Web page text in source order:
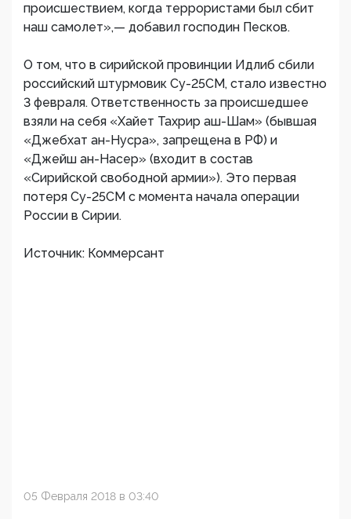
происшествием, когда террористами был сбит
наш самолет»,— добавил господин Песков.
О том, что в сирийской провинции Идлиб сбили
российский штурмовик Су-25СМ, стало известно
3 февраля. Ответственность за происшедшее
взяли на себя «Хайет Тахрир аш-Шам» (бывшая
«Джебхат ан-Нусра», запрещена в РФ) и
«Джейш ан-Насер» (входит в состав
«Сирийской свободной армии»). Это первая
потеря Су-25СМ с момента начала операции
России в Сирии.
Источник: Коммерсант
05 Февраля 2018 в 03:40